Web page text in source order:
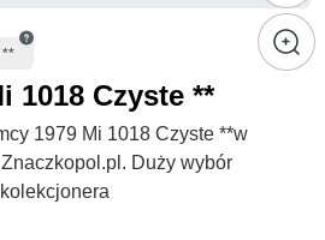
**
1018 Czyste **
1979 Mi 1018 Czyste **w
Duży wybór